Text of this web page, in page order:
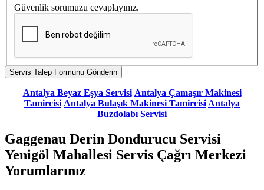
Güvenlik sorumuzu cevaplayınız.
Antalya Beyaz Eşya Servisi Antalya Çamaşır Makinesi
Tamircisi Antalya Bulaşık Makinesi TamircisiAntalya
Buzdolabı Servisi
Gaggenau Derin Dondurucu Servisi
Yenigöl Mahallesi Servis Çağrı Merkezi
Yorumlarınız